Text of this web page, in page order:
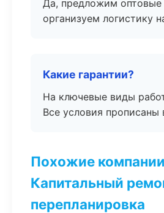
Да, предложим оптовые
организуем логистику
Какие гарантии?
На ключевые виды
Все условия прописаны
Похожие
Капитальный
перепланировка